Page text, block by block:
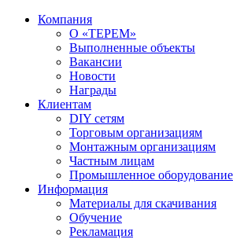
Компания
О «ТЕРЕМ»
Выполненные объекты
Вакансии
Новости
Награды
Клиентам
DIY сетям
Торговым организациям
Монтажным организациям
Частным лицам
Промышленное оборудование
Информация
Материалы для скачивания
Обучение
Рекламация